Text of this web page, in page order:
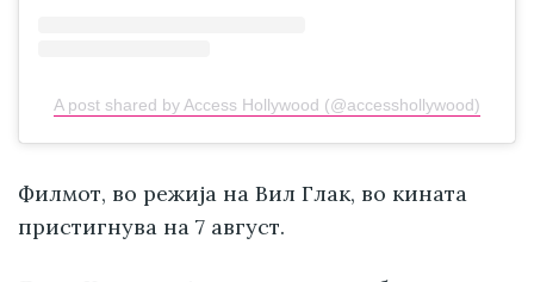
A post shared by Access Hollywood (@accesshollywood)
Филмот, во режија на Вил Глак, во кината
пристигнува на 7 август.